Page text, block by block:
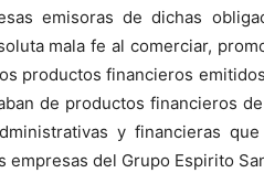
emisoras de dichas
mala fe al comerciar,
productos financieros
de productos financieros
y financieras
empresas del Grupo Espirito